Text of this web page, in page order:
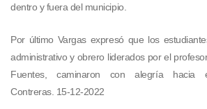
dentro y fuera del municipio.
Por último Vargas expresó que los
administrativo y obrero liderados por el
Fuentes, caminaron con alegría hacia
Contreras. 15-12-2022